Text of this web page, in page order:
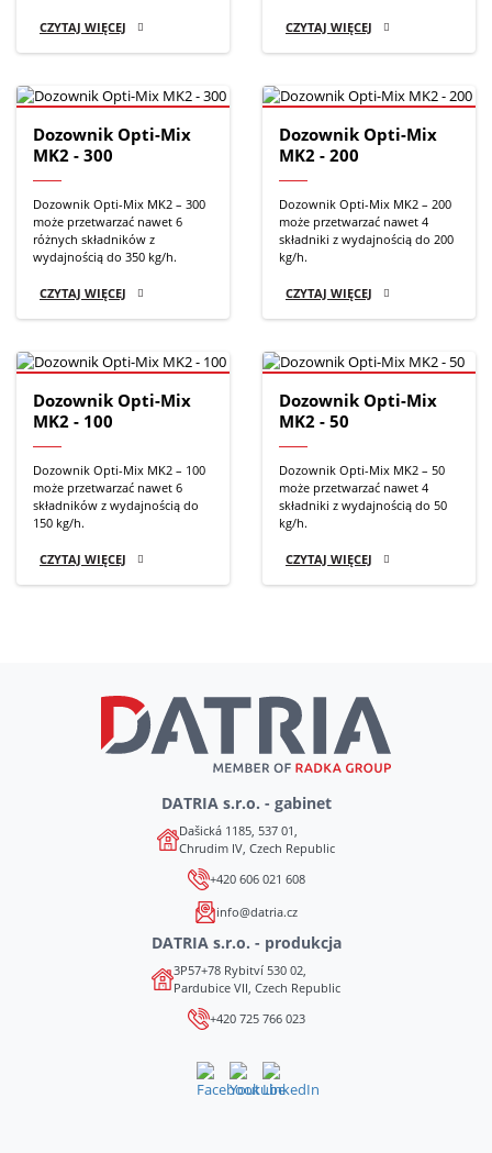
CZYTAJ WIĘCEJ CZYTAJ WIĘCEJ
Dozownik Opti-Mix
MK2 - 300
Dozownik Opti-Mix MK2 – 300
może przetwarzać nawet 6
różnych składników z
wydajnością do 350 kg/h.
CZYTAJ WIĘCEJ
Dozownik Opti-Mix
MK2 - 200
Dozownik Opti-Mix MK2 – 200
może przetwarzać nawet 4
składniki z wydajnością do 200
kg/h.
CZYTAJ WIĘCEJ
Dozownik Opti-Mix
MK2 - 100
Dozownik Opti-Mix MK2 – 100
może przetwarzać nawet 6
składników z wydajnością do
150 kg/h.
CZYTAJ WIĘCEJ
Dozownik Opti-Mix
MK2 - 50
Dozownik Opti-Mix MK2 – 50
może przetwarzać nawet 4
składniki z wydajnością do 50
kg/h.
CZYTAJ WIĘCEJ
DATRIA s.r.o. - gabinet
Dašická 1185, 537 01,
Chrudim IV, Czech Republic
+420 606 021 608
info@datria.cz
DATRIA s.r.o. - produkcja
3P57+78 Rybitví 530 02,
Pardubice VII, Czech Republic
+420 725 766 023